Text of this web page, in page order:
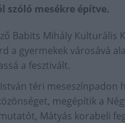
szóló mesékre építve.
Babits Mihály Kulturális
a gyermekek városává
a fesztivált.
téri meseszínpadon
megépítik a
Mátyás korabeli